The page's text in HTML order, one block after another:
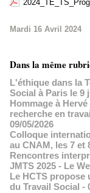
Mardi 16 Avril 2024
Dans la même
L'éthique dans la
Social à Paris le 9
Hommage à
recherche en
09/05/2026
Colloque
au CNAM, les 7 et
Rencontres
JMTS 2025 - Le
Le HCTS propose
du Travail Social -